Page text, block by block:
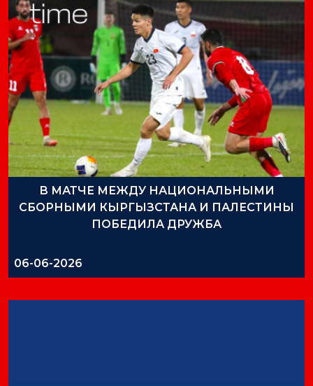
В МАТЧЕ МЕЖДУ НАЦИОНАЛЬНЫМИ
СБОРНЫМИ КЫРГЫЗСТАНА И ПАЛЕСТИНЫ
ПОБЕДИЛА ДРУЖБА
06-06-2026